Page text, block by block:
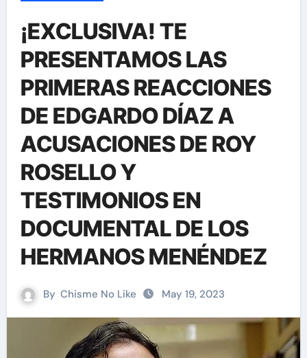
¡EXCLUSIVA! TE
PRESENTAMOS LAS
PRIMERAS REACCIONES
DE EDGARDO DÍAZ A
ACUSACIONES DE ROY
ROSELLO Y
TESTIMONIOS EN
DOCUMENTAL DE LOS
HERMANOS MENÉNDEZ
By Chisme No Like May 19, 2023